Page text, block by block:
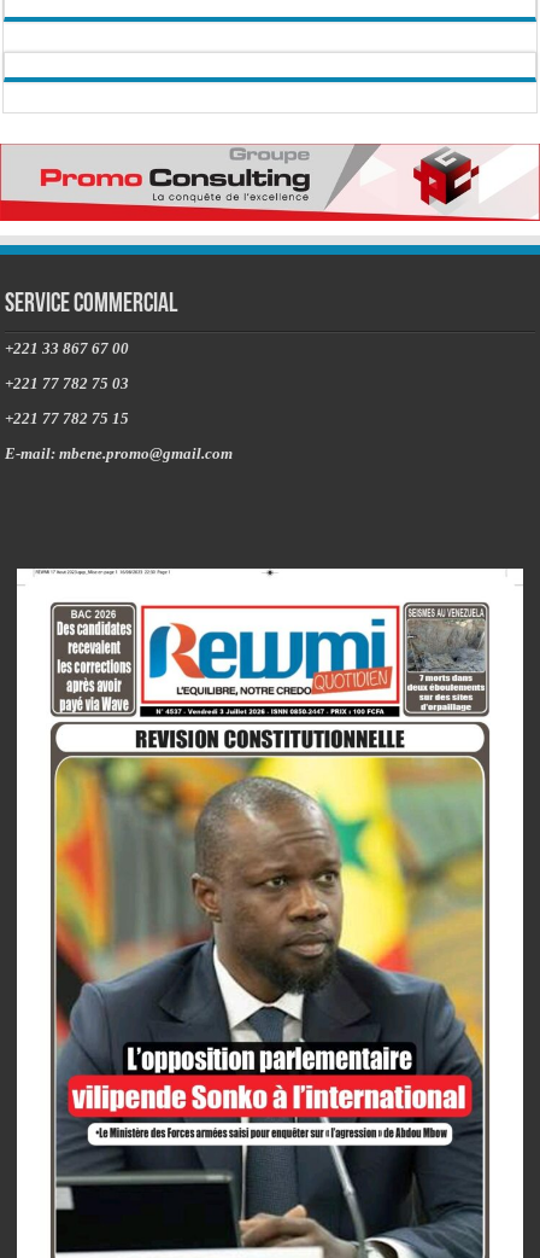
Service commercial
+221 33 867 67 00
+221 77 782 75 03
+221 77 782 75 15
E-mail: mbene.promo@gmail.com